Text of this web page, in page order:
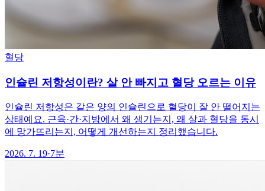
혈당
인슐린 저항성이란? 살 안 빠지고 혈당 오르는 이유
인슐린 저항성은 같은 양의 인슐린으로 혈당이 잘 안 떨어지는
상태예요. 근육·간·지방에서 왜 생기는지, 왜 살과 혈당을 동시
에 망가뜨리는지, 어떻게 개선하는지 정리했습니다.
2026. 7. 19·7분